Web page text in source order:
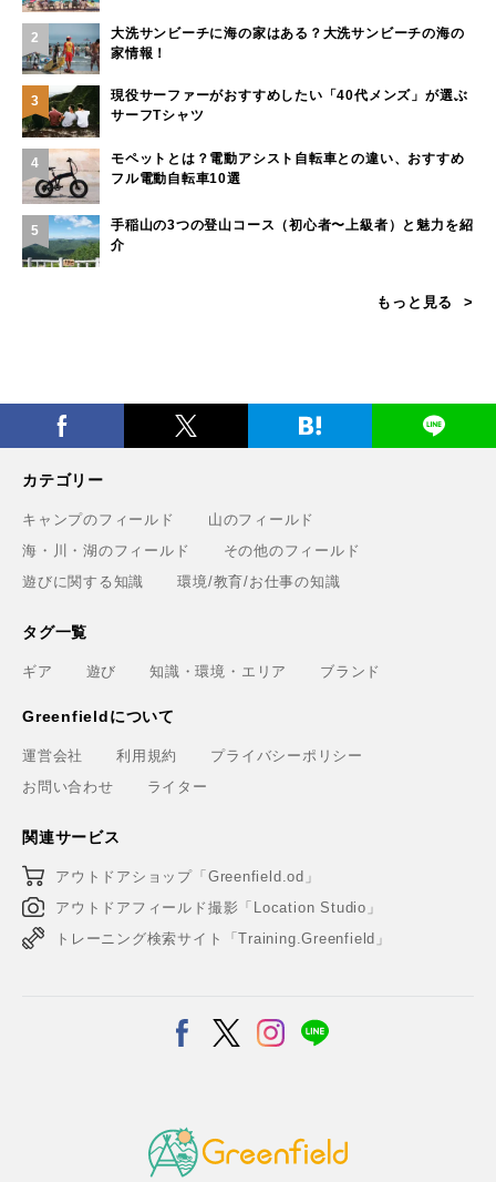
2
大洗サンビーチに海の家はある？大洗サンビーチの海の
家情報！
3
現役サーファーがおすすめしたい「40代メンズ」が選ぶ
サーフTシャツ
4
モペットとは？電動アシスト自転車との違い、おすすめ
フル電動自転車10選
5
手稲山の3つの登山コース（初心者〜上級者）と魅力を紹
介
もっと見る
カテゴリー
キャンプのフィールド
山のフィールド
海・川・湖のフィールド
その他のフィールド
遊びに関する知識
環境/教育/お仕事の知識
タグ一覧
ギア 遊び 知識・環境・エリア ブランド
Greenfieldについて
運営会社 利用規約
プライバシーポリシー
お問い合わせ
ライター
関連サービス
アウトドアショップ「Greenfield.od」
アウトドアフィールド撮影「Location Studio」
トレーニング検索サイト「Training.Greenfield」